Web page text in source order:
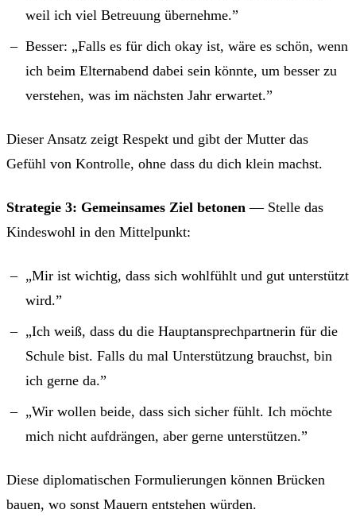
weil ich viel Betreuung übernehme.”
Besser: „Falls es für dich okay ist, wäre es schön, wenn
ich beim Elternabend dabei sein könnte, um besser zu
verstehen, was im nächsten Jahr erwartet.”
Dieser Ansatz zeigt Respekt und gibt der Mutter das
Gefühl von Kontrolle, ohne dass du dich klein machst.
Strategie 3: Gemeinsames Ziel betonen — Stelle das
Kindeswohl in den Mittelpunkt:
„Mir ist wichtig, dass sich wohlfühlt und gut unterstützt
wird.”
„Ich weiß, dass du die Hauptansprechpartnerin für die
Schule bist. Falls du mal Unterstützung brauchst, bin
ich gerne da.”
„Wir wollen beide, dass sich sicher fühlt. Ich möchte
mich nicht aufdrängen, aber gerne unterstützen.”
Diese diplomatischen Formulierungen können Brücken
bauen, wo sonst Mauern entstehen würden.